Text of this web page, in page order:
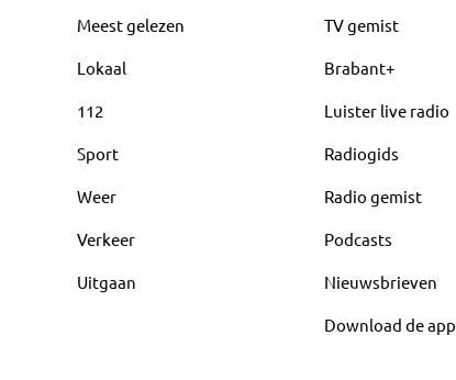
Meest gelezen
Lokaal
112
Sport
Weer
Verkeer
Uitgaan
TV gemist
Brabant+
Luister live radio
Radiogids
Radio gemist
Podcasts
Nieuwsbrieven
Download de app